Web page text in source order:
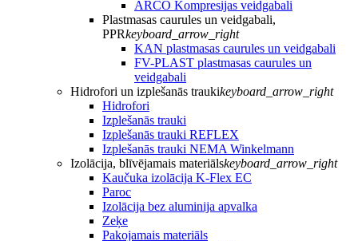
ARCO Kompresijas veidgabali
Plastmasas caurules un veidgabali,
PPRkeyboard_arrow_right
KAN plastmasas caurules un veidgabali
FV-PLAST plastmasas caurules un
veidgabali
Hidrofori un izplešanās traukikeyboard_arrow_right
Hidrofori
Izplešanās trauki
Izplešanās trauki REFLEX
Izplešanās trauki NEMA Winkelmann
Izolācija, blīvējamais materiālskeyboard_arrow_right
Kaučuka izolācija K-Flex EC
Paroc
Izolācija bez aluminija apvalka
Zeķe
Pakojamais materiāls